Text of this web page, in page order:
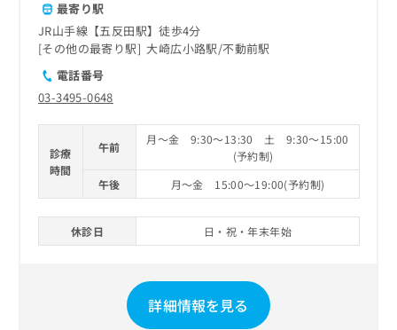
最寄り駅
JR山手線【五反田駅】徒歩4分
その他の最寄り駅
大崎広小路駅 不動前駅
電話番号
03-3495-0648
診療
時間
午前
月～金 9:30～13:30 土 9:30～15:00
(予約制)
午後
月～金 15:00～19:00(予約制)
休診日 日・祝・年末年始
詳細情報を見る